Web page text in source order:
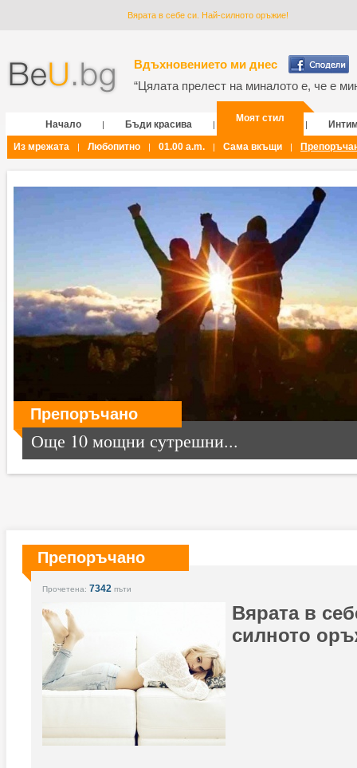
Вярата в себе си. Най-силното оръжие!
Вдъхновението ми днес
“Цялата прелест на миналото е, че е
Начало | Бъди красива |
Моят стил
|
Из мрежата
| Любопитно | 01.00 a.m. | Сама вкъщи |
Препоръчано
Още 10 мощни сутрешни...
Препоръчано
Прочетена: 7342 пъти
Вярата в
силното